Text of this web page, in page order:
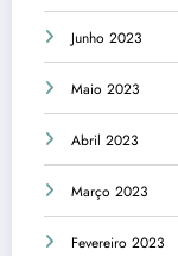
Junho 2023
Maio 2023
Abril 2023
Março 2023
Fevereiro 2023